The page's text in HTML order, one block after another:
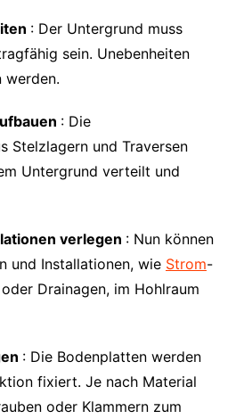
: Der Untergrund muss
sein. Unebenheiten
werden.
: Die
Stelzlagern und Traversen
Untergrund verteilt und
verlegen : Nun können
und Installationen, wie Strom-
Drainagen, im Hohlraum
: Die Bodenplatten werden
fixiert. Je nach Material
oder Klammern zum